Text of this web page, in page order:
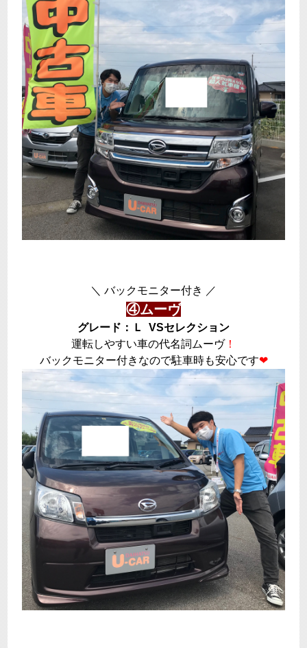
＼ バックモニター付き ／
④ムーヴ
グレード：Ｌ VSセレクション
運転しやすい車の代名詞ムーヴ！
バックモニター付きなので駐車時も安心です❤